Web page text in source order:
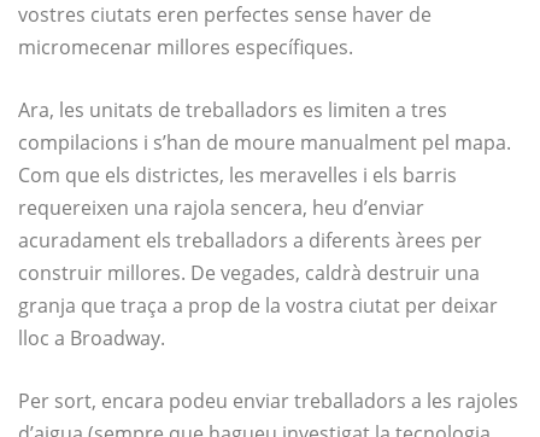
vostres ciutats eren perfectes sense haver de
micromecenar millores específiques.
Ara, les unitats de treballadors es limiten a tres
compilacions i s’han de moure manualment pel mapa.
Com que els districtes, les meravelles i els barris
requereixen una rajola sencera, heu d’enviar
acuradament els treballadors a diferents àrees per
construir millores. De vegades, caldrà destruir una
granja que traça a prop de la vostra ciutat per deixar
lloc a Broadway.
Per sort, encara podeu enviar treballadors a les rajoles